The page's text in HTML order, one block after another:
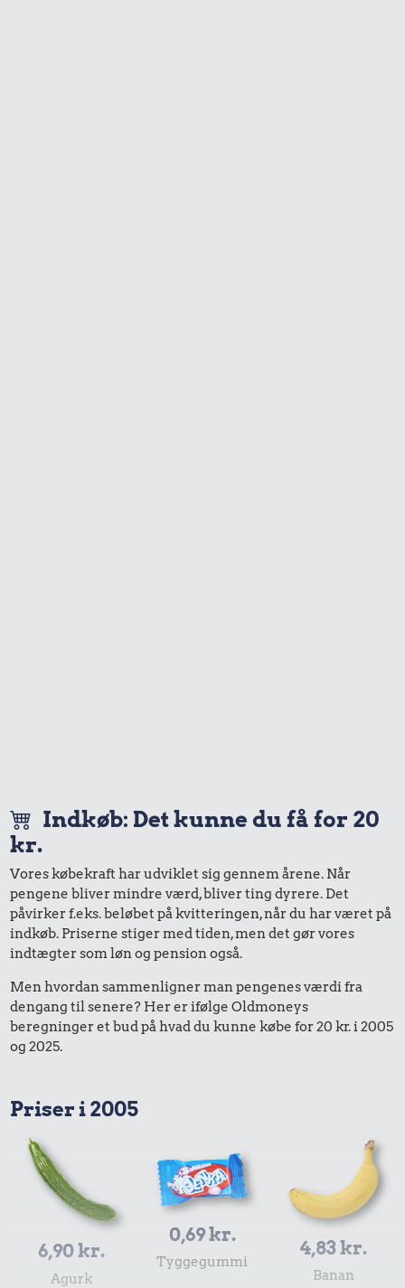
Indkøb: Det kunne du få for 20
kr.
Vores købekraft har udviklet sig gennem årene. Når
pengene bliver mindre værd, bliver ting dyrere. Det
påvirker f.eks. beløbet på kvitteringen, når du har været på
indkøb. Priserne stiger med tiden, men det gør vores
indtægter som løn og pension også.
Men hvordan sammenligner man pengenes værdi fra
dengang til senere? Her er ifølge Oldmoneys
beregninger et bud på hvad du kunne købe for 20 kr. i 2005
og 2025.
Priser i 2005
6,90 kr.
Agurk
0,69 kr.
Tyggegummi
4,83 kr.
Banan